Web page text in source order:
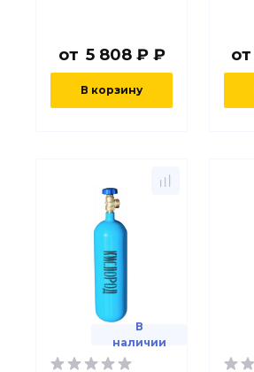
от 5 808 ₽ ₽
В корзину
от
В
наличии